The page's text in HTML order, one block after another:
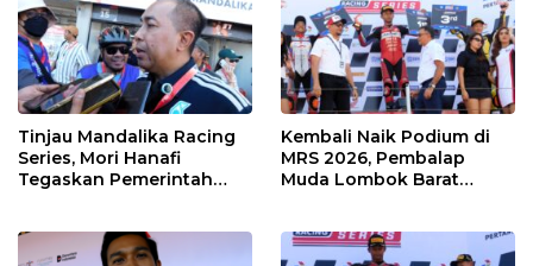
Tinjau Mandalika Racing
Series, Mori Hanafi
Tegaskan Pemerintah
Kembali Naik Podium di
MRS 2026, Pembalap
Muda Lombok Barat